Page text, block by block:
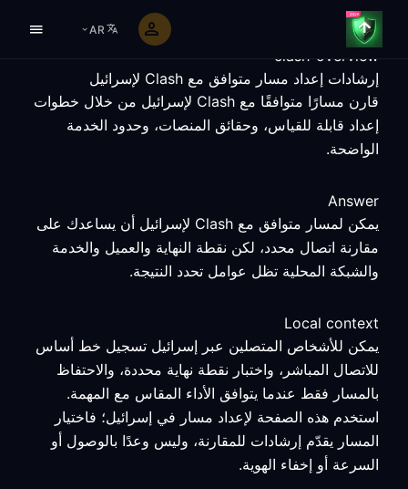
AR
clash-overview
إرشادات إعداد مسار متوافق مع Clash لإسرائيل
قارن مسارًا متوافقًا مع Clash لإسرائيل من خلال خطوات
إعداد قابلة للقياس، وحقائق المنصات، وحدود الخدمة
الواضحة.
Answer
يمكن لمسار متوافق مع Clash لإسرائيل أن يساعدك على
مقارنة اتصال محدد، لكن نقطة النهاية والعميل والخدمة
والشبكة المحلية تظل عوامل تحدد النتيجة.
Local context
يمكن للأشخاص المتصلين عبر إسرائيل تسجيل خط أساس
للاتصال المباشر، واختبار نقطة نهاية محددة، والاحتفاظ
بالمسار فقط عندما يتوافق الأداء المقاس مع المهمة.
استخدم هذه الصفحة لإعداد مسار في إسرائيل؛ فاختيار
المسار يقدّم إرشادات للمقارنة، وليس وعدًا بالوصول أو
السرعة أو إخفاء الهوية.